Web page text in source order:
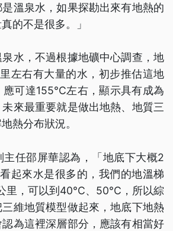
溫泉水，如果探勘出來有地熱的
的不是很多。」
水，不過根據地礦中心調查，地
左右有大量的水，初步推估這地
可達155°C左右，顯示具有成為
來最重要就是做出地熱、地質三
熱分布狀況。
主任邵屏華認為，「地底下大概2
起來水是很多的，我們的地溫梯
里，可以到40°C、50°C，所以綜
維地質模型做起來，地底下地熱
為這裡深層部分，應該有相當好